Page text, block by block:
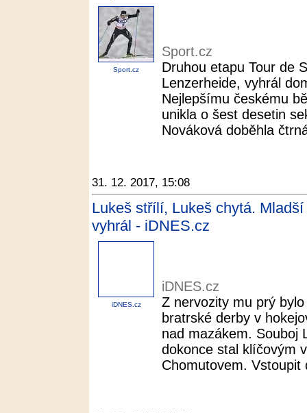
Sport.cz
Sport.cz
Druhou etapu Tour de
Lenzerheide, vyhrál
Nejlepšímu českému
unikla o šest desetin
Nováková doběhla
31. 12. 2017, 15:08
Lukeš střílí, Lukeš chytá.
vyhrál - iDNES.cz
iDNES.cz
iDNES.cz
Z nervozity mu prý
bratrské derby v
nad mazákem. Souboj
dokonce stal klíčovým
Chomutovem. Vstoupit